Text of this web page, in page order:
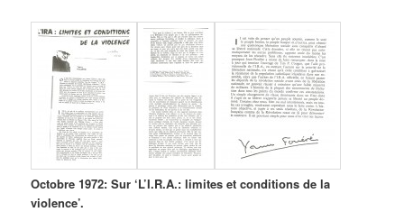
Octobre 1972: Sur ‘L’I.R.A.: limites et conditions de la
violence’.